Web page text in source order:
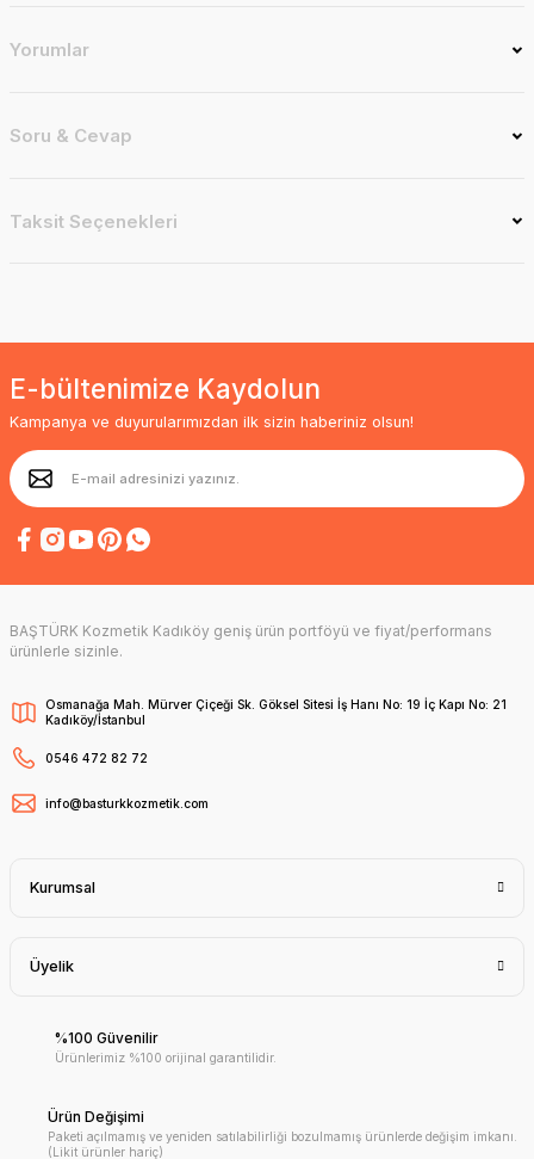
Yorumlar
Soru & Cevap
Taksit Seçenekleri
E-bültenimize Kaydolun
Kampanya ve duyurularımızdan ilk sizin haberiniz olsun!
BAŞTÜRK Kozmetik Kadıköy geniş ürün portföyü ve fiyat/performans
ürünlerle sizinle.
Osmanağa Mah. Mürver Çiçeği Sk. Göksel Sitesi İş Hanı No: 19 İç Kapı No: 21
Kadıköy/İstanbul
0546 472 82 72
info@basturkkozmetik.com
Kurumsal
Üyelik
%100 Güvenilir
Ürünlerimiz %100 orijinal garantilidir.
Ürün Değişimi
Paketi açılmamış ve yeniden satılabilirliği bozulmamış ürünlerde değişim imkanı.
(Likit ürünler hariç)